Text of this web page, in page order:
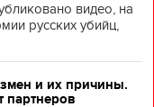
видео, на
русских убийц,
и их причины.
партнеров